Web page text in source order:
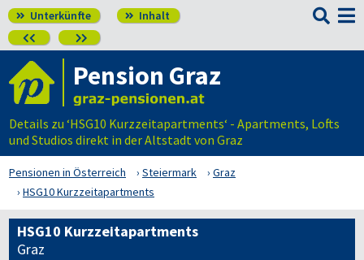
 Unterkünfte  Inhalt
 

Pension Graz
Details zu ‘HSG10 Kurzzeitapartments‘ - Apartments, Lofts
und Studios direkt in der Altstadt von Graz
Pensionen in Österreich Steiermark
Graz
HSG10 Kurzzeitapartments
HSG10 Kurzzeitapartments
Graz